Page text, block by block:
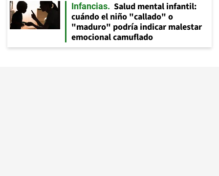
Infancias
Salud mental infantil:
cuándo el niño "callado" o
"maduro" podría indicar malestar
emocional camuflado